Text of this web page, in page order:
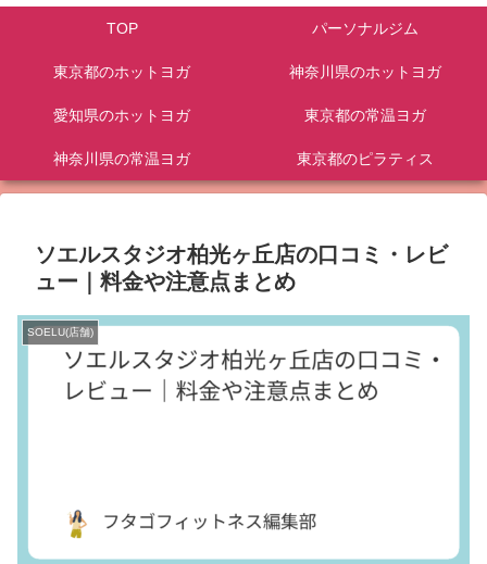
TOP パーソナルジム
東京都のホットヨガ 神奈川県のホットヨガ
愛知県のホットヨガ 東京都の常温ヨガ
神奈川県の常温ヨガ 東京都のピラティス
ソエルスタジオ柏光ヶ丘店の口コミ・レビ
ュー｜料金や注意点まとめ
SOELU(店舗)